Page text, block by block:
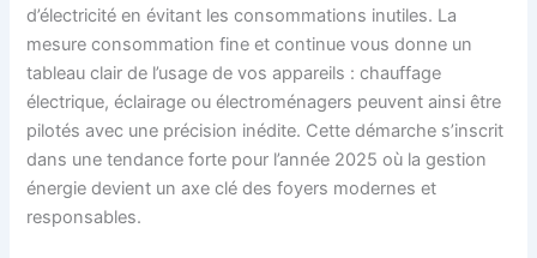
d’électricité en évitant les consommations inutiles. La
mesure consommation fine et continue vous donne un
tableau clair de l’usage de vos appareils : chauffage
électrique, éclairage ou électroménagers peuvent ainsi être
pilotés avec une précision inédite. Cette démarche s’inscrit
dans une tendance forte pour l’année 2025 où la gestion
énergie devient un axe clé des foyers modernes et
responsables.